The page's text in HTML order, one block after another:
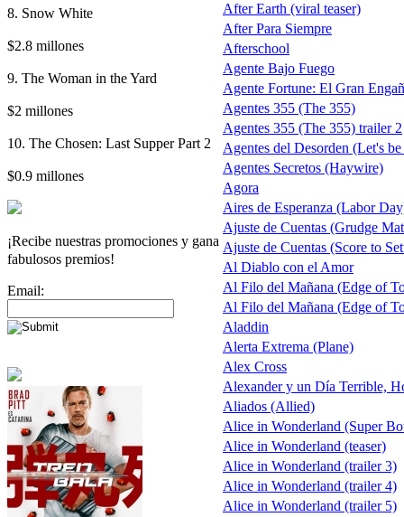
8. Snow White
$2.8 millones
9. The Woman in the Yard
$2 millones
10. The Chosen: Last Supper Part 2
$0.9 millones
¡Recibe nuestras promociones y gana
fabulosos premios!
Email:
After Earth (viral teaser)
After Para Siempre
Afterschool
Agente Bajo Fuego
Agente Fortune: El Gran
Agentes 355 (The 355)
Agentes 355 (The 355) trailer 2
Agentes del Desorden (Let's
Agentes Secretos (Haywire)
Agora
Aires de Esperanza (Labor
Ajuste de Cuentas (Grudge
Ajuste de Cuentas (Score to
Al Diablo con el Amor
Al Filo del Mañana (Edge of
Al Filo del Mañana (Edge of
Aladdin
Alerta Extrema (Plane)
Alex Cross
Alexander y un Día Terrible,
Aliados (Allied)
Alice in Wonderland (Super
Alice in Wonderland (teaser)
Alice in Wonderland (trailer 3)
Alice in Wonderland (trailer 4)
Alice in Wonderland (trailer 5)